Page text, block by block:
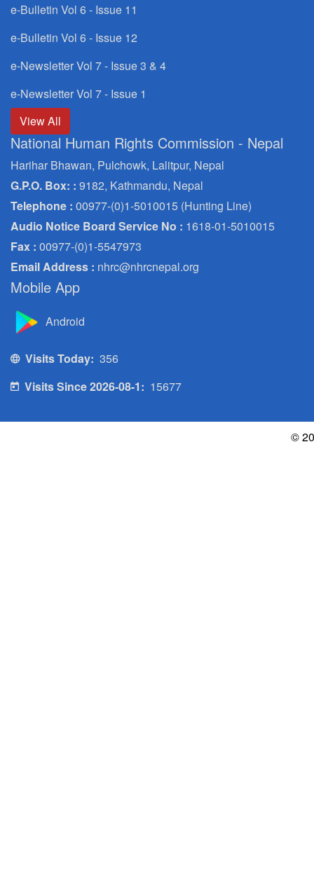
e-Bulletin Vol 6 - Issue 11
e-Bulletin Vol 6 - Issue 12
e-Newsletter Vol 7 - Issue 3 & 4
e-Newsletter Vol 7 - Issue 1
View All
National Human Rights Commission - Nepal
Harihar Bhawan, Pulchowk, Lalitpur, Nepal
G.P.O. Box: : 9182, Kathmandu, Nepal
Telephone : 00977-(0)1-5010015 (Hunting Line)
Audio Notice Board Service No : 1618-01-5010015
Fax : 00977-(0)1-5547973
Email Address : nhrc@nhrcnepal.org
Mobile App
Android
Visits Today: 356
Visits Since 2026-08-1: 15677
©